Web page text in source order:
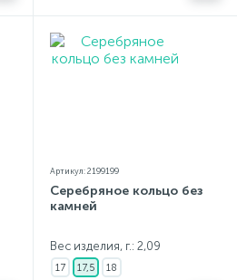
Артикул: 2199199
Серебряное кольцо без
камней
Вес изделия, г.: 2,09
17 17,5 18